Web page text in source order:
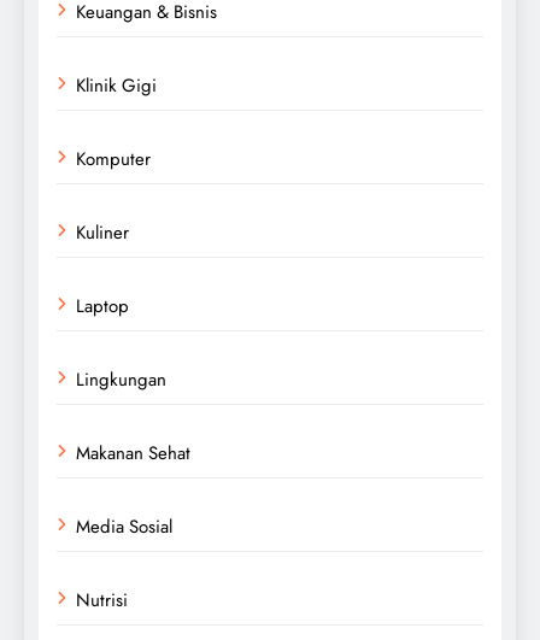
Keuangan & Bisnis
Klinik Gigi
Komputer
Kuliner
Laptop
Lingkungan
Makanan Sehat
Media Sosial
Nutrisi